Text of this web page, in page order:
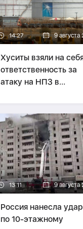
14:27 9 августа
Хуситы взяли на
ответственность за
атаку на НПЗ в
13:11 9 августа
Россия нанесла удар
по 10-этажному